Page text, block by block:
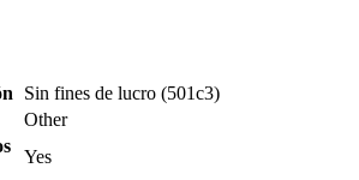
Sin fines de lucro (501c3)
Other
Yes